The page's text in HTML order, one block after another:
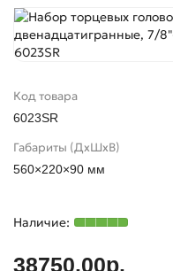
Код товара
6023SR
Габариты (ДхШхВ)
560×220×90 мм
38750.00р.